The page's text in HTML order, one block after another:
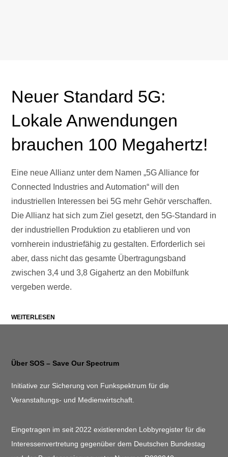
Neuer Standard 5G:
Lokale Anwendungen
brauchen 100 Megahertz!
Eine neue Allianz unter dem Namen „5G Alliance for
Connected Industries and Automation“ will den
industriellen Interessen bei 5G mehr Gehör verschaffen.
Die Allianz hat sich zum Ziel gesetzt, den 5G-Standard in
der industriellen Produktion zu etablieren und von
vornherein industriefähig zu gestalten. Erforderlich sei
aber, dass nicht das gesamte Übertragungsband
zwischen 3,4 und 3,8 Gigahertz an den Mobilfunk
vergeben werde.
WEITERLESEN
Über SOS – Save Our Spectrum
Initiative zur Sicherung von Funkspektrum für die
Veranstaltungs- und Medienwirtschaft.
Eingetragen im seit 2022 existierenden Lobbyregister für die
Interessenvertretung gegenüber dem Deutschen Bundestag